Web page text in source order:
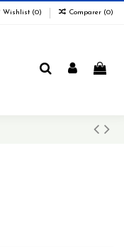
Wishlist (0) Comparer (0)